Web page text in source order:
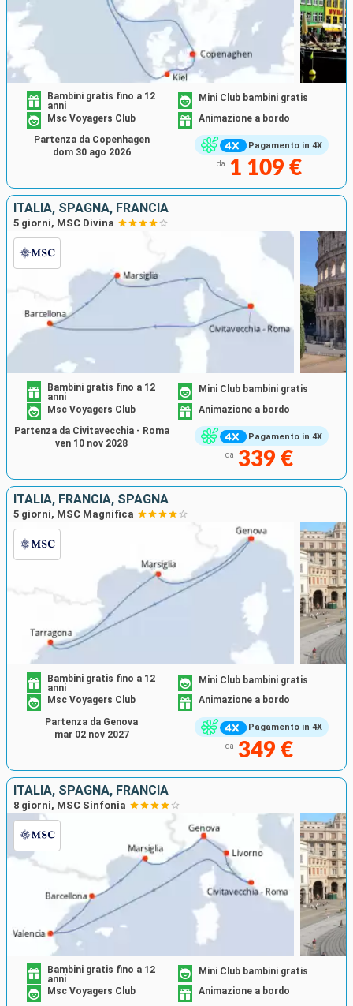
Pagamento in 4X
Bambini gratis fino a 12
anni
Mini Club bambini gratis
Msc Voyagers Club
Animazione a bordo
da 1 109 €
Partenza da Copenhagen
dom 30 ago 2026
ITALIA, SPAGNA, FRANCIA
5 giorni, MSC Divina
Pagamento in 4X
Bambini gratis fino a 12
anni
Mini Club bambini gratis
Msc Voyagers Club
Animazione a bordo
da 339 €
Partenza da Civitavecchia - Roma
ven 10 nov 2028
ITALIA, FRANCIA, SPAGNA
5 giorni, MSC Magnifica
Pagamento in 4X
Bambini gratis fino a 12
anni
Mini Club bambini gratis
Msc Voyagers Club
Animazione a bordo
da 349 €
Partenza da Genova
mar 02 nov 2027
ITALIA, SPAGNA, FRANCIA
8 giorni, MSC Sinfonia
Bambini gratis fino a 12
anni
Mini Club bambini gratis
Msc Voyagers Club
Animazione a bordo